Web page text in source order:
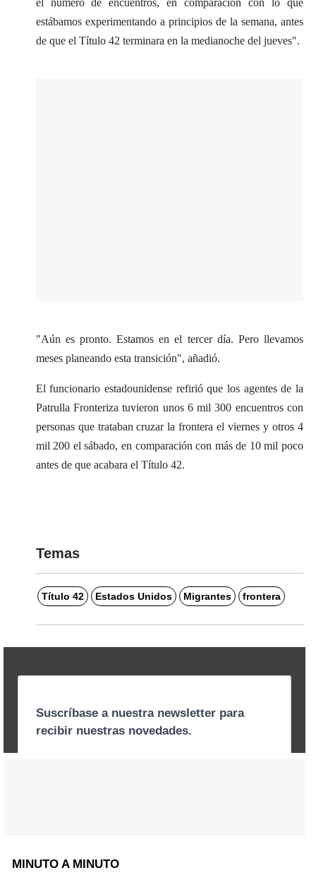
el número de encuentros, en comparación con lo que
estábamos experimentando a principios de la semana, antes
de que el Título 42 terminara en la medianoche del jueves".
"Aún es pronto. Estamos en el tercer día. Pero llevamos
meses planeando esta transición", añadió.
El funcionario estadounidense refirió que los agentes de la
Patrulla Fronteriza tuvieron unos 6 mil 300 encuentros con
personas que trataban cruzar la frontera el viernes y otros 4
mil 200 el sábado, en comparación con más de 10 mil poco
antes de que acabara el Título 42.
Temas
Título 42 Estados Unidos Migrantes frontera
MINUTO A MINUTO